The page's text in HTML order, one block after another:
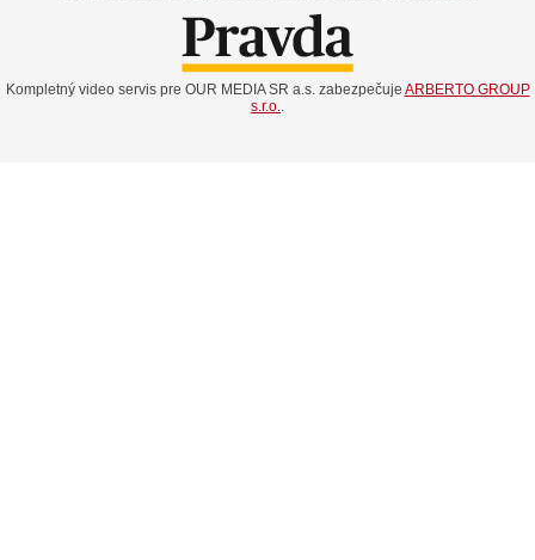
Kompletný video servis pre OUR MEDIA SR a.s. zabezpečuje ARBERTO GROUP
s.r.o..